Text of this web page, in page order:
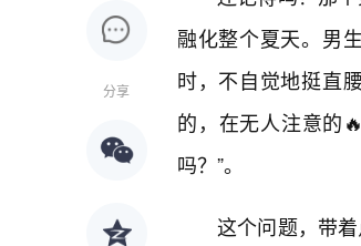
分享
融化整个夏天。男
时，不自觉地挺直
的，在无人注意的
吗？”。
这个问题，带